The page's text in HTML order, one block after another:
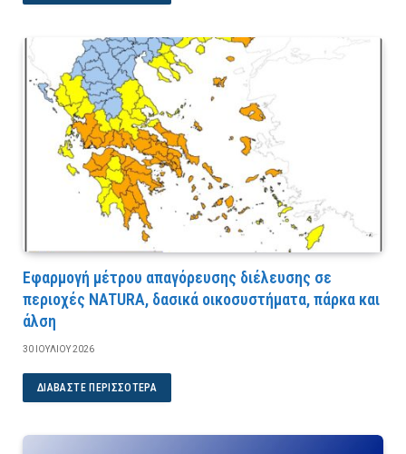
Εφαρμογή μέτρου απαγόρευσης διέλευσης σε
περιοχές NATURA, δασικά οικοσυστήματα, πάρκα και
άλση
30 ΙΟΥΛΊΟΥ 2026
ΔΙΑΒΆΣΤΕ ΠΕΡΙΣΣΌΤΕΡΑ